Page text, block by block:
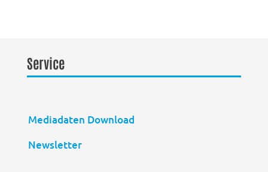
Service
Mediadaten Download
Newsletter